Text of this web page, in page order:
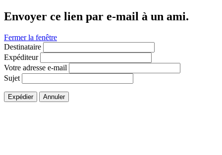
Envoyer ce lien par e-mail à un ami.
Fermer la fenêtre
Destinataire
Expéditeur
Votre adresse e-mail
Sujet
Expédier Annuler